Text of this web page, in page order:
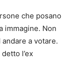
che posano
immagine. Non
a votare.
l’ex